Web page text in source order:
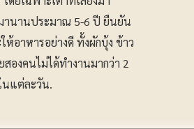
านานประมาณ 5-6 ปี ยืนยัน
ห้อาหารอย่างดี ทั้งผักบุ้ง ข้าว
องคนไม่ได้ทำงานมากว่า 2
นแต่ละวัน.